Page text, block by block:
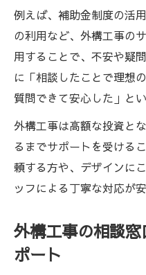
ト
補助金を活用した
外構工事で使
外構工事サポー
る
快適な暮らしを実
例えば、補助金制度の活
の利用など、外構工事の
用することで、不安や疑
に「相談したことで理想
質問できて安心した」と
外構工事は高額な投資と
るまでサポートを受ける
頼する方や、デザインに
ッフによる丁寧な対応が
外構工事の相談
ポート